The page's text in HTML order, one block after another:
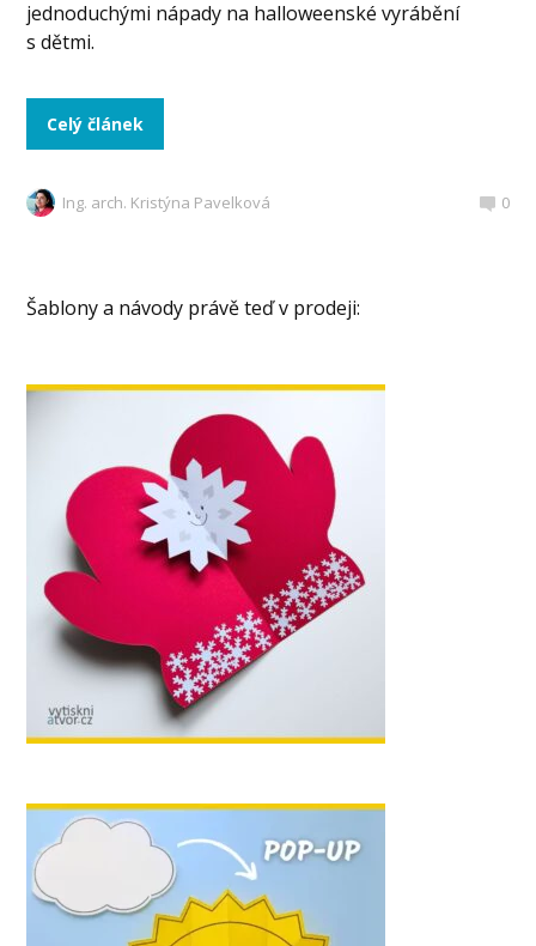
jednoduchými nápady na halloweenské vyrábění
s dětmi.
Celý článek
Ing. arch. Kristýna Pavelková 0
Šablony a návody právě teď v prodeji: